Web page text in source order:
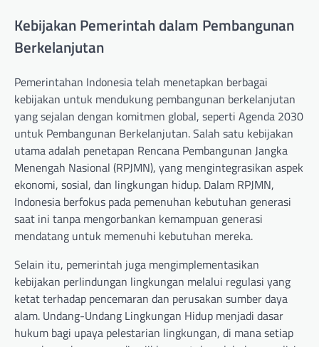
Kebijakan Pemerintah dalam Pembangunan
Berkelanjutan
Pemerintahan Indonesia telah menetapkan berbagai
kebijakan untuk mendukung pembangunan berkelanjutan
yang sejalan dengan komitmen global, seperti Agenda 2030
untuk Pembangunan Berkelanjutan. Salah satu kebijakan
utama adalah penetapan Rencana Pembangunan Jangka
Menengah Nasional (RPJMN), yang mengintegrasikan aspek
ekonomi, sosial, dan lingkungan hidup. Dalam RPJMN,
Indonesia berfokus pada pemenuhan kebutuhan generasi
saat ini tanpa mengorbankan kemampuan generasi
mendatang untuk memenuhi kebutuhan mereka.
Selain itu, pemerintah juga mengimplementasikan
kebijakan perlindungan lingkungan melalui regulasi yang
ketat terhadap pencemaran dan perusakan sumber daya
alam. Undang-Undang Lingkungan Hidup menjadi dasar
hukum bagi upaya pelestarian lingkungan, di mana setiap